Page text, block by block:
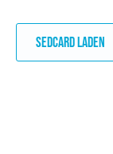
SEDCARD LADEN